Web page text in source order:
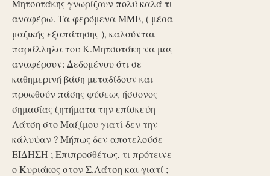
Μητσοτάκης γνωρίζουν πολύ καλά τι
αναφέρω. Τα φερόμενα ΜΜΕ, ( μέσα
μαζικής εξαπάτησης ), καλούνται
παράλληλα του Κ.Μητσοτάκη να μας
αναφέρουν: Δεδομένου ότι σε
καθημερινή βάση μεταδίδουν και
προωθούν πάσης φύσεως ήσσονος
σημασίας ζητήματα την επίσκεψη
Λάτση στο Μαξίμου γιατί δεν την
κάλυψαν ? Μήπως δεν αποτελούσε
ΕΙΔΗΣΗ ; Επιπροσθέτως, τι πρότεινε
ο Κυριάκος στον Σ.Λάτση και γιατί ;